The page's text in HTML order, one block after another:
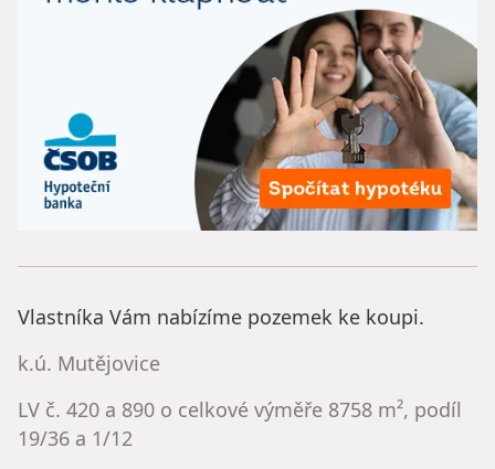
Vlastníka Vám nabízíme pozemek ke koupi.
k.ú. Mutějovice
LV č. 420 a 890 o celkové výměře 8758 m², podíl
19/36 a 1/12